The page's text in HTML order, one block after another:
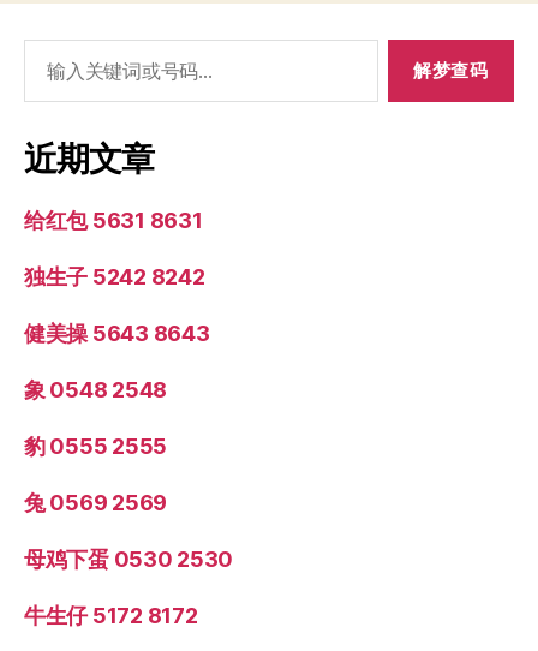
索：
近期文章
给红包 5631 8631
独生子 5242 8242
健美操 5643 8643
象 0548 2548
豹 0555 2555
兔 0569 2569
母鸡下蛋 0530 2530
牛生仔 5172 8172